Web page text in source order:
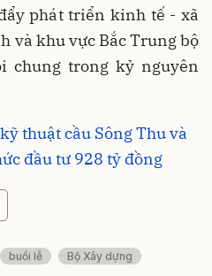
phát triển kinh tế - xã
và khu vực Bắc Trung bộ
chung trong kỷ nguyên
thuật cầu Sông Thu và
đầu tư 928 tỷ đồng
buổi lễ
Bộ Xây dựng